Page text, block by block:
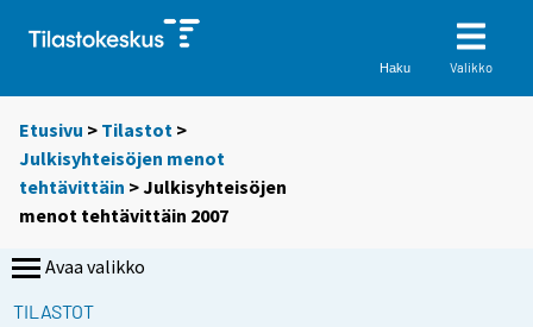
Haku Valikko
Etusivu > Tilastot >
Julkisyhteisöjen menot
tehtävittäin > Julkisyhteisöjen
menot tehtävittäin 2007
Avaa valikko
TILASTOT